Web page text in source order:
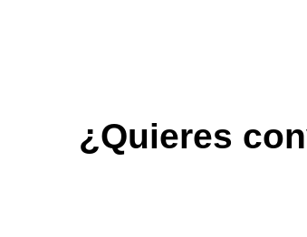
¿Quieres